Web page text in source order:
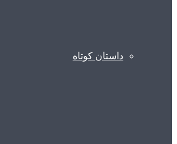
داستان کوتاه